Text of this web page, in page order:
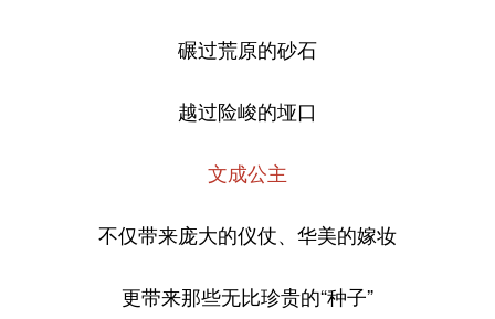
碾过荒原的砂石
越过险峻的垭口
文成公主
不仅带来庞大的仪仗、华美的嫁妆
更带来那些无比珍贵的“种子”